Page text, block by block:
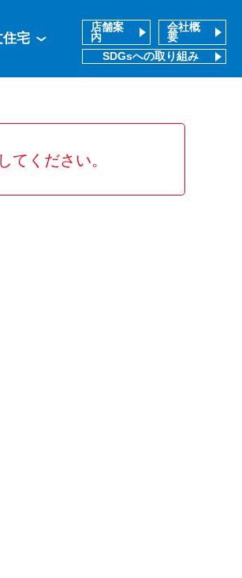
住宅
店舗案
内
会社概
要
SDGsへの取り組み
てください。